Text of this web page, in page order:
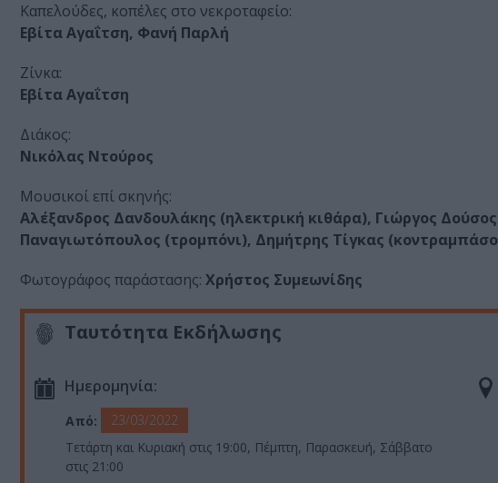
Καπελούδες, κοπέλες στο νεκροταφείο:
Εβίτα Αγαΐτση, Φανή Παρλή
Ζίνκα:
Εβίτα Αγαΐτση
Διάκος:
Νικόλας Ντούρος
Μουσικοί επί σκηνής:
Αλέξανδρος Δανδουλάκης (ηλεκτρική κιθάρα), Γιώργος
Παναγιωτόπουλος (τρομπόνι), Δημήτρης Τίγκας
Φωτογράφος παράστασης: Xρήστος Συμεωνίδης
Ταυτότητα Εκδήλωσης
Ημερομηνία:
Από:
23/03/2022
Τετάρτη και Κυριακή στις 19:00, Πέμπτη, Παρασκευή, Σάββατο
στις 21:00